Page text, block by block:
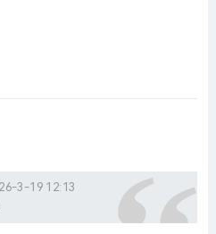
3-19 12:13